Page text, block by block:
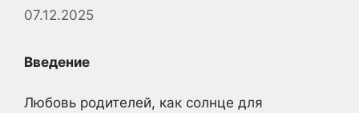
07.12.2025
Введение
Любовь родителей, как солнце для